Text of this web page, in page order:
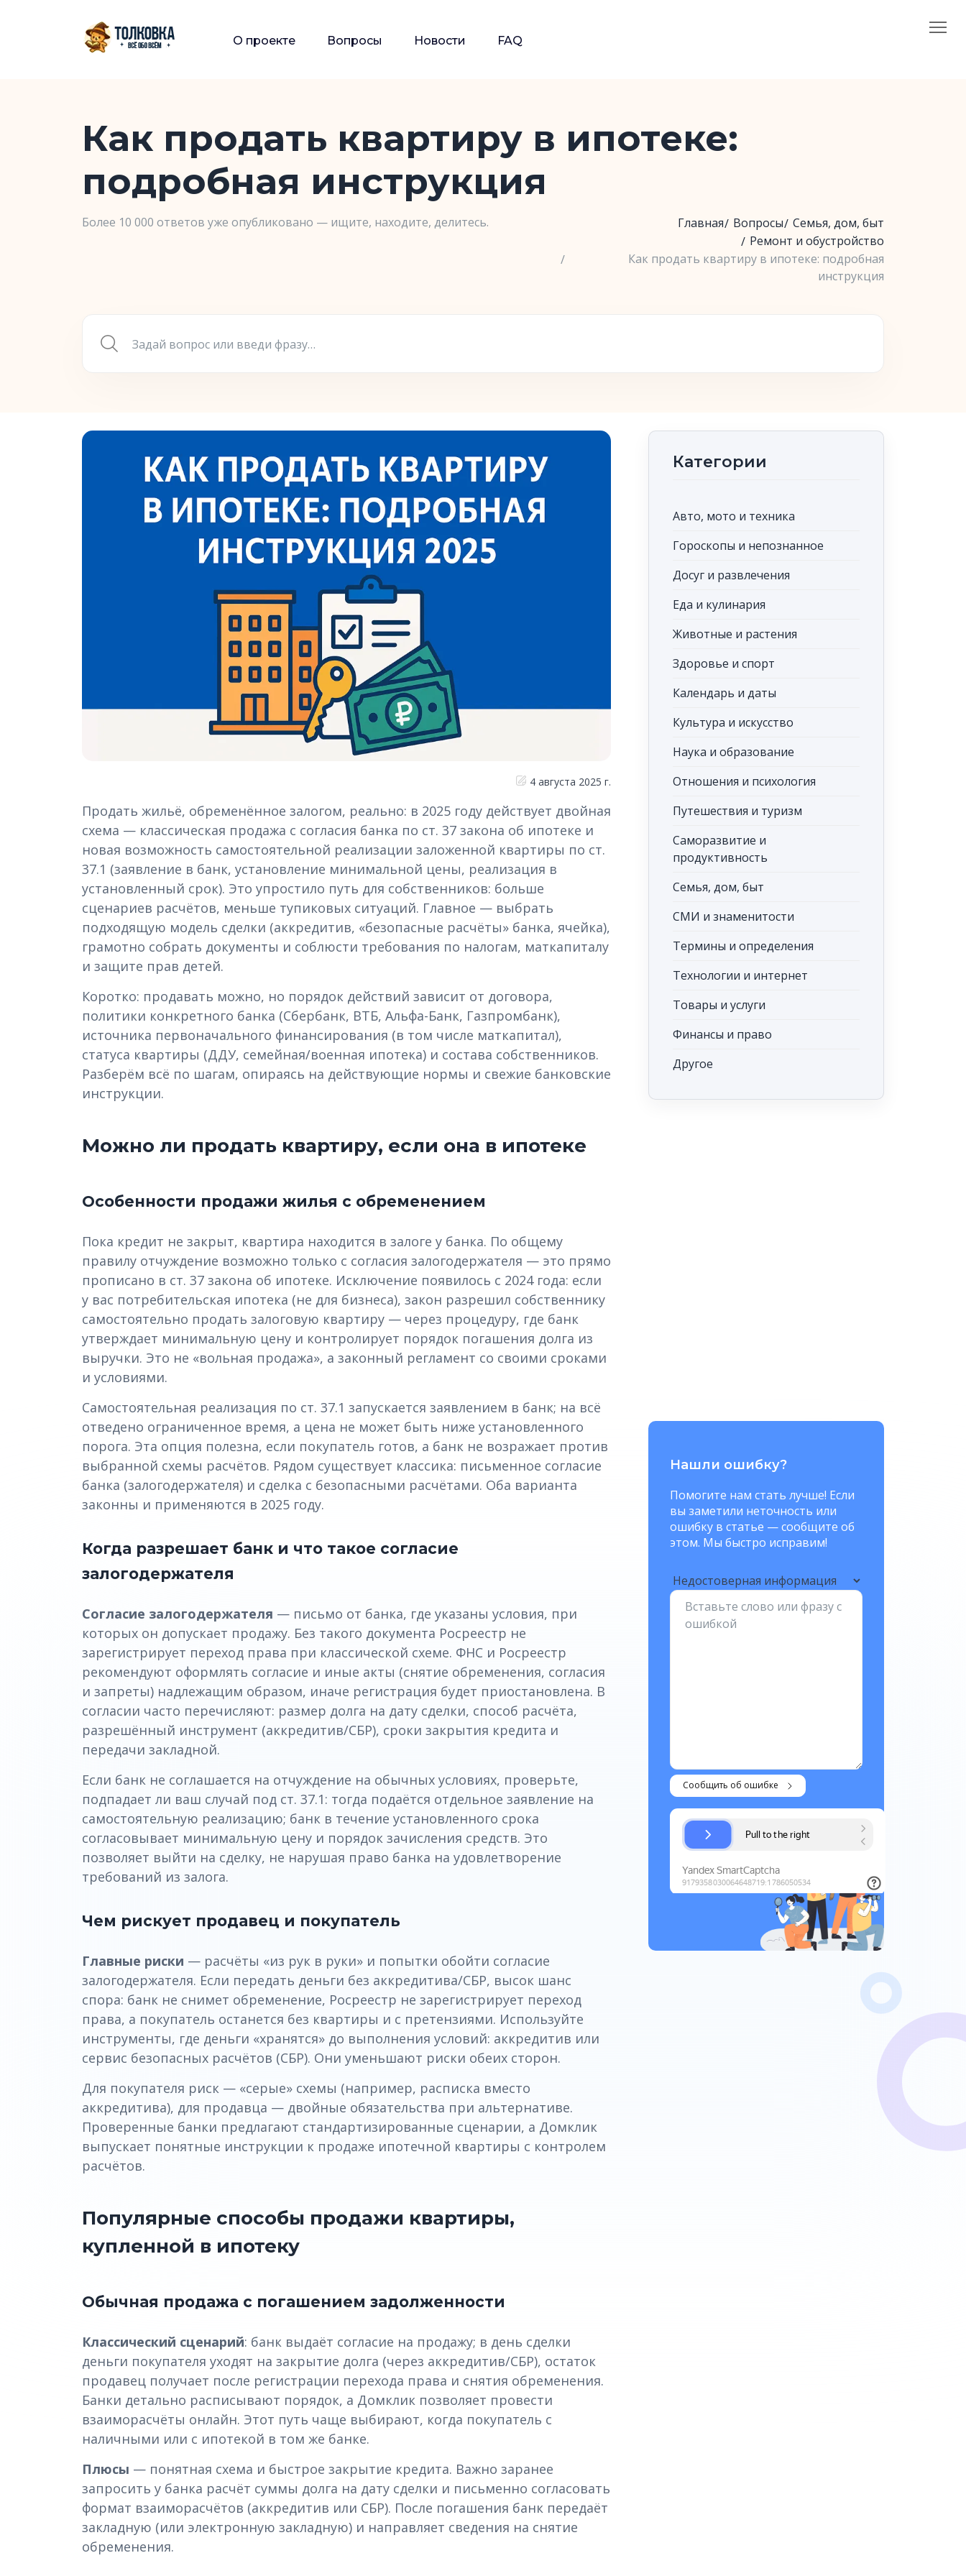
О проекте Вопросы Новости FAQ
Как продать квартиру в ипотеке:
подробная инструкция
Более 10 000 ответов уже опубликовано — ищите, находите, делитесь. Главная Вопросы
Семья, дом, быт
Ремонт и обустройство
Как продать квартиру в ипотеке: подробная
инструкция
4 августа 2025 г.
Продать жильё, обременённое залогом, реально: в 2025 году действует двойная
схема — классическая продажа с согласия банка по ст. 37 закона об ипотеке и
новая возможность самостоятельной реализации заложенной квартиры по ст.
37.1 (заявление в банк, установление минимальной цены, реализация в
установленный срок). Это упростило путь для собственников: больше
сценариев расчётов, меньше тупиковых ситуаций. Главное — выбрать
подходящую модель сделки (аккредитив, «безопасные расчёты» банка, ячейка),
грамотно собрать документы и соблюсти требования по налогам, маткапиталу
и защите прав детей.
Коротко: продавать можно, но порядок действий зависит от договора,
политики конкретного банка (Сбербанк, ВТБ, Альфа-Банк, Газпромбанк),
источника первоначального финансирования (в том числе маткапитал),
статуса квартиры (ДДУ, семейная/военная ипотека) и состава собственников.
Разберём всё по шагам, опираясь на действующие нормы и свежие банковские
инструкции.
Можно ли продать квартиру, если она в ипотеке
Особенности продажи жилья с обременением
Пока кредит не закрыт, квартира находится в залоге у банка. По общему
правилу отчуждение возможно только с согласия залогодержателя — это прямо
прописано в ст. 37 закона об ипотеке. Исключение появилось с 2024 года: если
у вас потребительская ипотека (не для бизнеса), закон разрешил собственнику
самостоятельно продать залоговую квартиру — через процедуру, где банк
утверждает минимальную цену и контролирует порядок погашения долга из
выручки. Это не «вольная продажа», а законный регламент со своими сроками
и условиями.
Самостоятельная реализация по ст. 37.1 запускается заявлением в банк; на всё
отведено ограниченное время, а цена не может быть ниже установленного
порога. Эта опция полезна, если покупатель готов, а банк не возражает против
выбранной схемы расчётов. Рядом существует классика: письменное согласие
банка (залогодержателя) и сделка с безопасными расчётами. Оба варианта
законны и применяются в 2025 году.
Когда разрешает банк и что такое согласие
залогодержателя
Согласие залогодержателя — письмо от банка, где указаны условия, при
которых он допускает продажу. Без такого документа Росреестр не
зарегистрирует переход права при классической схеме. ФНС и Росреестр
рекомендуют оформлять согласие и иные акты (снятие обременения, согласия
и запреты) надлежащим образом, иначе регистрация будет приостановлена. В
согласии часто перечисляют: размер долга на дату сделки, способ расчёта,
разрешённый инструмент (аккредитив/СБР), сроки закрытия кредита и
передачи закладной.
Если банк не соглашается на отчуждение на обычных условиях, проверьте,
подпадает ли ваш случай под ст. 37.1: тогда подаётся отдельное заявление на
самостоятельную реализацию; банк в течение установленного срока
согласовывает минимальную цену и порядок зачисления средств. Это
позволяет выйти на сделку, не нарушая право банка на удовлетворение
требований из залога.
Чем рискует продавец и покупатель
Главные риски — расчёты «из рук в руки» и попытки обойти согласие
залогодержателя. Если передать деньги без аккредитива/СБР, высок шанс
спора: банк не снимет обременение, Росреестр не зарегистрирует переход
права, а покупатель останется без квартиры и с претензиями. Используйте
инструменты, где деньги «хранятся» до выполнения условий: аккредитив или
сервис безопасных расчётов (СБР). Они уменьшают риски обеих сторон.
Для покупателя риск — «серые» схемы (например, расписка вместо
аккредитива), для продавца — двойные обязательства при альтернативе.
Проверенные банки предлагают стандартизированные сценарии, а Домклик
выпускает понятные инструкции к продаже ипотечной квартиры с контролем
расчётов.
Популярные способы продажи квартиры,
купленной в ипотеку
Обычная продажа с погашением задолженности
Классический сценарий: банк выдаёт согласие на продажу; в день сделки
деньги покупателя уходят на закрытие долга (через аккредитив/СБР), остаток
продавец получает после регистрации перехода права и снятия обременения.
Банки детально расписывают порядок, а Домклик позволяет провести
взаиморасчёты онлайн. Этот путь чаще выбирают, когда покупатель с
наличными или с ипотекой в том же банке.
Плюсы — понятная схема и быстрое закрытие кредита. Важно заранее
запросить у банка расчёт суммы долга на дату сделки и письменно согласовать
формат взаиморасчётов (аккредитив или СБР). После погашения банк передаёт
закладную (или электронную закладную) и направляет сведения на снятие
обременения.
Категории
Авто, мото и техника
Гороскопы и непознанное
Досуг и развлечения
Еда и кулинария
Животные и растения
Здоровье и спорт
Календарь и даты
Культура и искусство
Наука и образование
Отношения и психология
Путешествия и туризм
Саморазвитие и
продуктивность
Семья, дом, быт
СМИ и знаменитости
Термины и определения
Технологии и интернет
Товары и услуги
Финансы и право
Другое
Нашли ошибку?
Помогите нам стать лучше! Если
вы заметили неточность или
ошибку в статье — сообщите об
этом. Мы быстро исправим!
Сообщить об ошибке